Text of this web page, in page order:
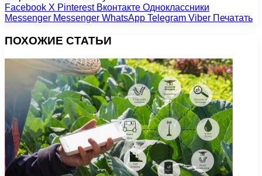
Facebook X Pinterest Вконтакте Одноклассники
Messenger Messenger WhatsApp Telegram Viber Печатать
ПОХОЖИЕ СТАТЬИ